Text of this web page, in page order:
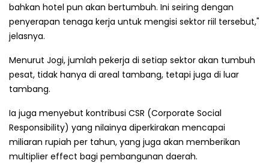
bahkan hotel pun akan bertumbuh. Ini seiring dengan
penyerapan tenaga kerja untuk mengisi sektor riil tersebut,"
jelasnya.
Menurut Jogi, jumlah pekerja di setiap sektor akan tumbuh
pesat, tidak hanya di areal tambang, tetapi juga di luar
tambang.
Ia juga menyebut kontribusi CSR (Corporate Social
Responsibility) yang nilainya diperkirakan mencapai
miliaran rupiah per tahun, yang juga akan memberikan
multiplier effect bagi pembangunan daerah.